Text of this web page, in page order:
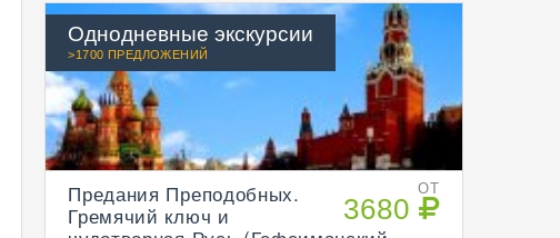
Однодневные экскурсии
>1700 ПРЕДЛОЖЕНИЙ
ОТ
3680
Предания Преподобных.
Гремячий ключ и